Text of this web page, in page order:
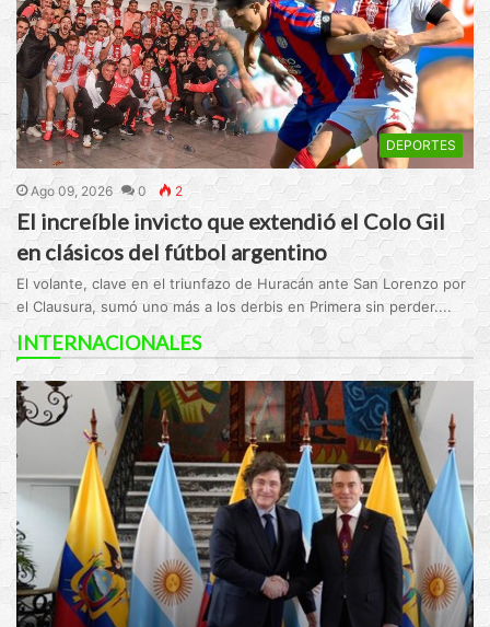
DEPORTES
Ago 09, 2026 0 2
El increíble invicto que extendió el Colo Gil
en clásicos del fútbol argentino
El volante, clave en el triunfazo de Huracán ante San Lorenzo por
el Clausura, sumó uno más a los derbis en Primera sin perder....
INTERNACIONALES